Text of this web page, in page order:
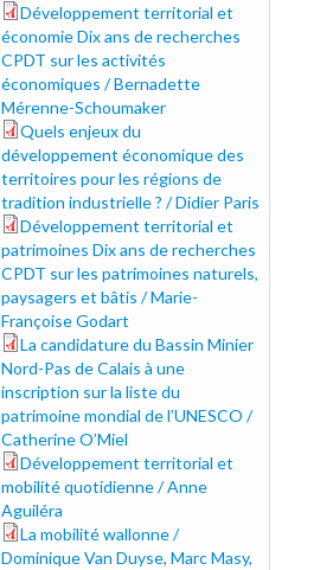
6-merenne.pdf
Développement territorial et
économie Dix ans de recherches
CPDT sur les activités
économiques / Bernadette
Mérenne-Schoumaker
7-paris.pdf
Quels enjeux du
développement économique des
territoires pour les régions de
tradition industrielle ? / Didier Paris
8-godart.pdf
Développement territorial et
patrimoines Dix ans de recherches
CPDT sur les patrimoines naturels,
paysagers et bâtis / Marie-
Françoise Godart
9-omiel.pdf
La candidature du Bassin Minier
Nord-Pas de Calais à une
inscription sur la liste du
patrimoine mondial de l’UNESCO /
Catherine O’Miel
10-aguilera.pdf
Développement territorial et
mobilité quotidienne / Anne
Aguiléra
11-_mobilite.pdf
La mobilité wallonne /
Dominique Van Duyse, Marc Masy,